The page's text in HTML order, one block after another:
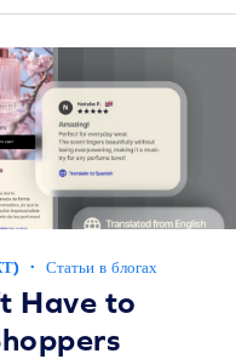
· Статьи в блогах
Have to